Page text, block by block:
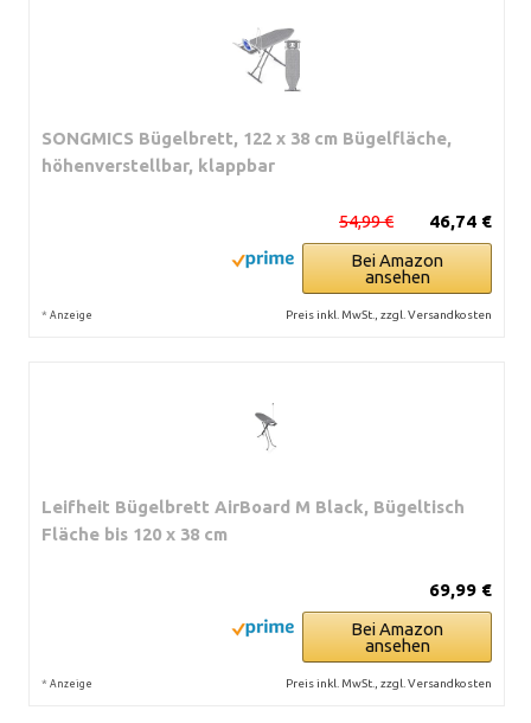
SONGMICS Bügelbrett, 122 x 38 cm Bügelfläche,
höhenverstellbar, klappbar
46,74 €
54,99 €
Bei Amazon
ansehen
* Anzeige Preis inkl. MwSt., zzgl. Versandkosten
Leifheit Bügelbrett AirBoard M Black, Bügeltisch
Fläche bis 120 x 38 cm
69,99 €
Bei Amazon
ansehen
* Anzeige Preis inkl. MwSt., zzgl. Versandkosten